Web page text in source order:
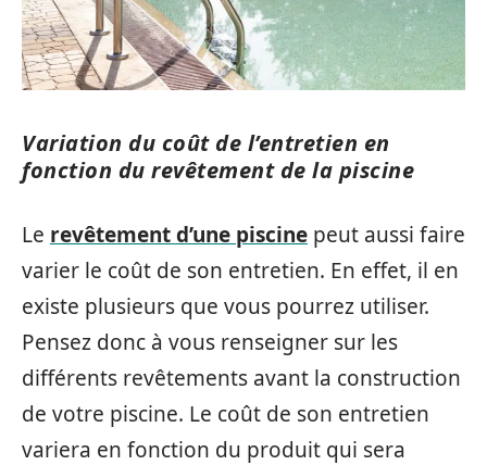
Variation du coût de l’entretien en
fonction du revêtement de la piscine
Le revêtement d’une piscine peut aussi faire
varier le coût de son entretien. En effet, il en
existe plusieurs que vous pourrez utiliser.
Pensez donc à vous renseigner sur les
différents revêtements avant la construction
de votre piscine. Le coût de son entretien
variera en fonction du produit qui sera